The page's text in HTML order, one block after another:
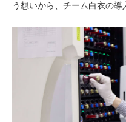
う想いから、チーム白衣の導